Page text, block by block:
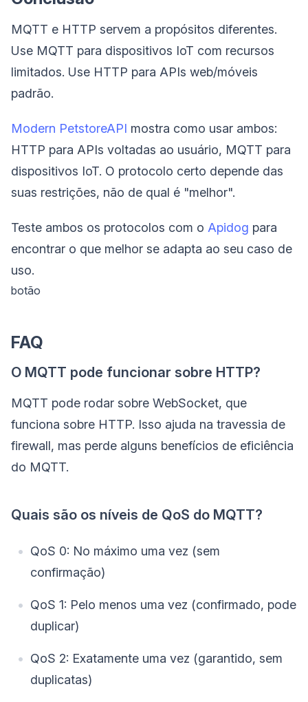
MQTT e HTTP servem a propósitos diferentes.
Use MQTT para dispositivos IoT com recursos
limitados. Use HTTP para APIs web/móveis
padrão.
Modern PetstoreAPI mostra como usar ambos:
HTTP para APIs voltadas ao usuário, MQTT para
dispositivos IoT. O protocolo certo depende das
suas restrições, não de qual é "melhor".
Teste ambos os protocolos com o Apidog para
encontrar o que melhor se adapta ao seu caso de
uso.
botão
FAQ
O MQTT pode funcionar sobre HTTP?
MQTT pode rodar sobre WebSocket, que
funciona sobre HTTP. Isso ajuda na travessia de
firewall, mas perde alguns benefícios de eficiência
do MQTT.
Quais são os níveis de QoS do MQTT?
QoS 0: No máximo uma vez (sem
confirmação)
QoS 1: Pelo menos uma vez (confirmado, pode
duplicar)
QoS 2: Exatamente uma vez (garantido, sem
duplicatas)